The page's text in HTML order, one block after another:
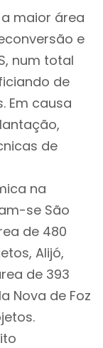
a maior área
e
num total
de
Em causa
de
na
se São
de 480
Alijó,
de 393
Nova de Foz